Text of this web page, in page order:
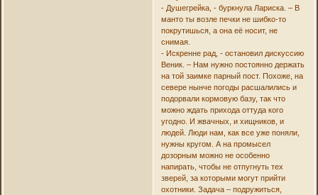
- Душегрейка, - буркнула Лариска. – В
манто ты возле печки не шибко-то
покрутишься, а она её носит, не
снимая.
- Искренне рад, - остановил дискуссию
Веник. – Нам нужно постоянно держать
на той заимке парный пост. Похоже, на
севере нынче погоды расшалились и
подорвали кормовую базу, так что
можно ждать прихода оттуда кого
угодно. И жвачных, и хищников, и
людей. Люди нам, как все уже поняли,
нужны кругом. А на промысел
дозорным можно не особенно
напирать, чтобы не отпугнуть тех
зверей, за которыми могут прийти
охотники. Задача – подружиться,